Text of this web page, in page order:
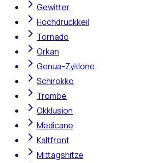
Gewitter
Hochdruckkeil
Tornado
Orkan
Genua-Zyklone
Schirokko
Trombe
Okklusion
Medicane
Kaltfront
Mittagshitze